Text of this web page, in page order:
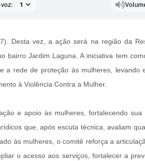
Desta vez, a ação será na região da
bairro Jardim Laguna. A iniciativa tem
rede de proteção às mulheres, levando
à Violência Contra a Mulher.
e apoio às mulheres, fortalecendo sua
que, após escuta técnica, avaliam
às mulheres, o comitê reforça a
o acesso aos serviços, fortalecer a